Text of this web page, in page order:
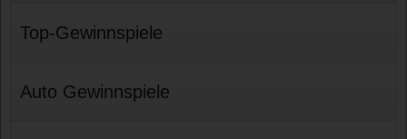
Top-Gewinnspiele
Auto Gewinnspiele